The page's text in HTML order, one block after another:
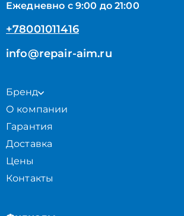
Ежедневно с 9:00 до 21:00
+78001011416
info@repair-aim.ru
Бренд
О компании
Гарантия
Доставка
Цены
Контакты